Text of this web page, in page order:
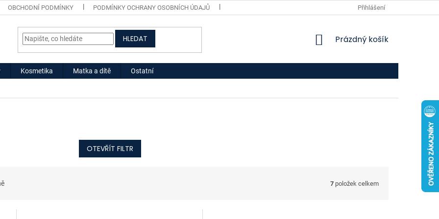
OBCHODNÍ PODMÍNKY PODMÍNKY OCHRANY OSOBNÍCH ÚDAJŮ Přihlášení
HLEDAT
NÁKUPNÍ
Prázdný košík
Kosmetika Matka a dítě Ostatní
OTEVŘÍT FILTR
7 položek celkem